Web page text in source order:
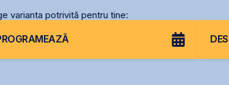
varianta potrivită pentru tine: